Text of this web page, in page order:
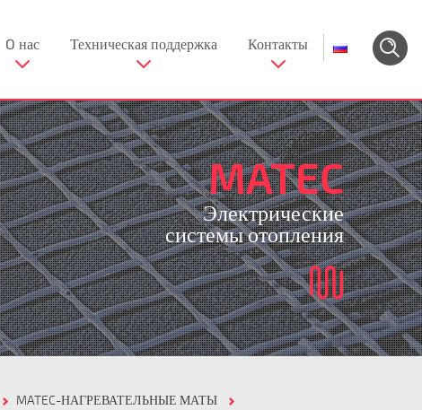
O нас Техническая поддержка Контакты
MATEC
Электрические
системы отопления
MATEC-НАГРЕВАТЕЛЬНЫЕ МАТЫ